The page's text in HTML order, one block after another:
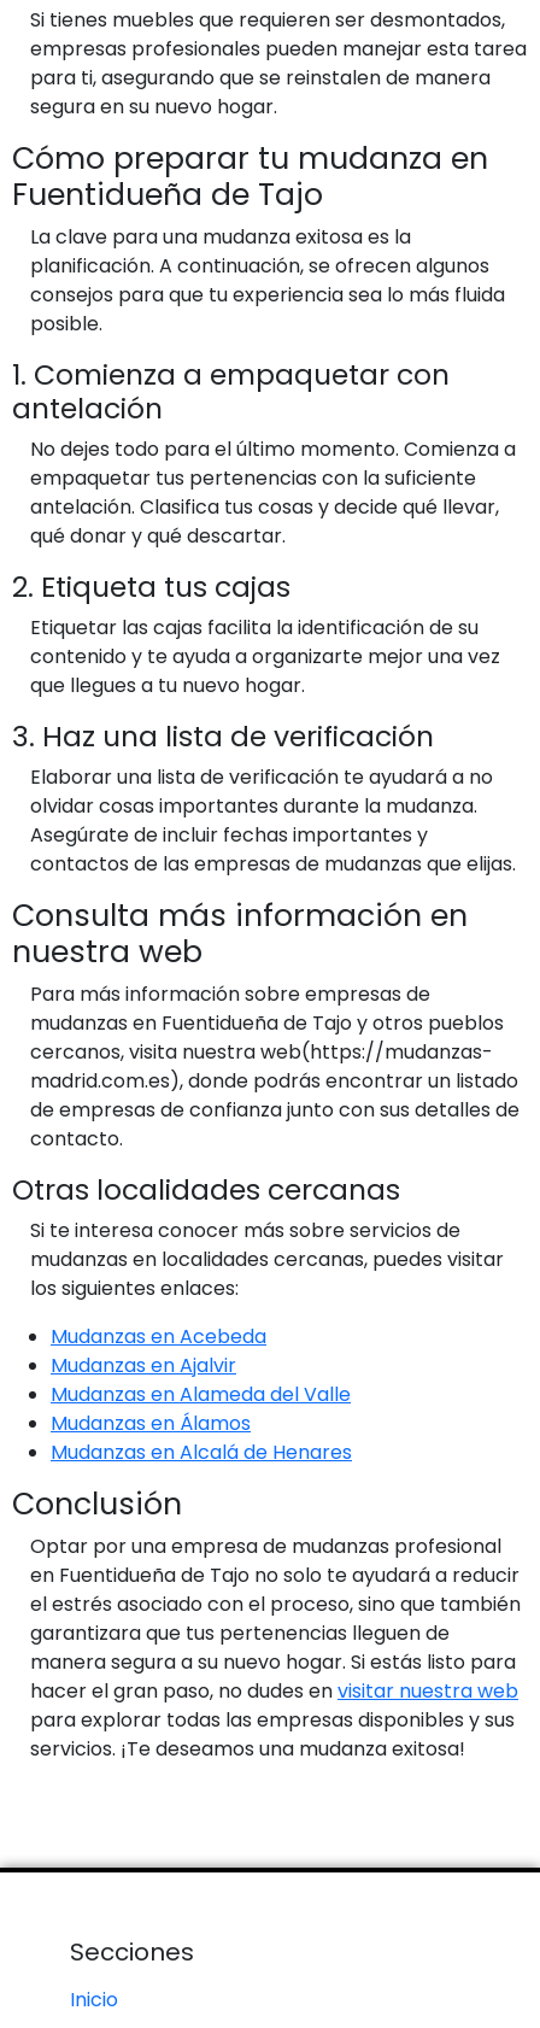
Si tienes muebles que requieren ser desmontados,
empresas profesionales pueden manejar esta tarea
para ti, asegurando que se reinstalen de manera
segura en su nuevo hogar.
Cómo preparar tu mudanza en
Fuentidueña de Tajo
La clave para una mudanza exitosa es la
planificación. A continuación, se ofrecen algunos
consejos para que tu experiencia sea lo más fluida
posible.
1. Comienza a empaquetar con
antelación
No dejes todo para el último momento. Comienza a
empaquetar tus pertenencias con la suficiente
antelación. Clasifica tus cosas y decide qué llevar,
qué donar y qué descartar.
2. Etiqueta tus cajas
Etiquetar las cajas facilita la identificación de su
contenido y te ayuda a organizarte mejor una vez
que llegues a tu nuevo hogar.
3. Haz una lista de verificación
Elaborar una lista de verificación te ayudará a no
olvidar cosas importantes durante la mudanza.
Asegúrate de incluir fechas importantes y
contactos de las empresas de mudanzas que elijas.
Consulta más información en
nuestra web
Para más información sobre empresas de
mudanzas en Fuentidueña de Tajo y otros pueblos
cercanos, visita nuestra web(https://mudanzas-
madrid.com.es), donde podrás encontrar un listado
de empresas de confianza junto con sus detalles de
contacto.
Otras localidades cercanas
Si te interesa conocer más sobre servicios de
mudanzas en localidades cercanas, puedes visitar
los siguientes enlaces:
Mudanzas en Acebeda
Mudanzas en Ajalvir
Mudanzas en Alameda del Valle
Mudanzas en Álamos
Mudanzas en Alcalá de Henares
Conclusión
Optar por una empresa de mudanzas profesional
en Fuentidueña de Tajo no solo te ayudará a reducir
el estrés asociado con el proceso, sino que también
garantizara que tus pertenencias lleguen de
manera segura a su nuevo hogar. Si estás listo para
hacer el gran paso, no dudes envisitar nuestra web
para explorar todas las empresas disponibles y sus
servicios. ¡Te deseamos una mudanza exitosa!
Secciones
Inicio